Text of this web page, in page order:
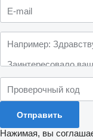
Нажимая, вы